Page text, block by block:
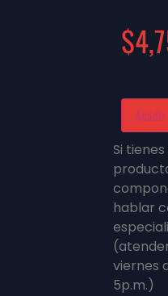
$
Si
hablar
viernes
5p.m.)